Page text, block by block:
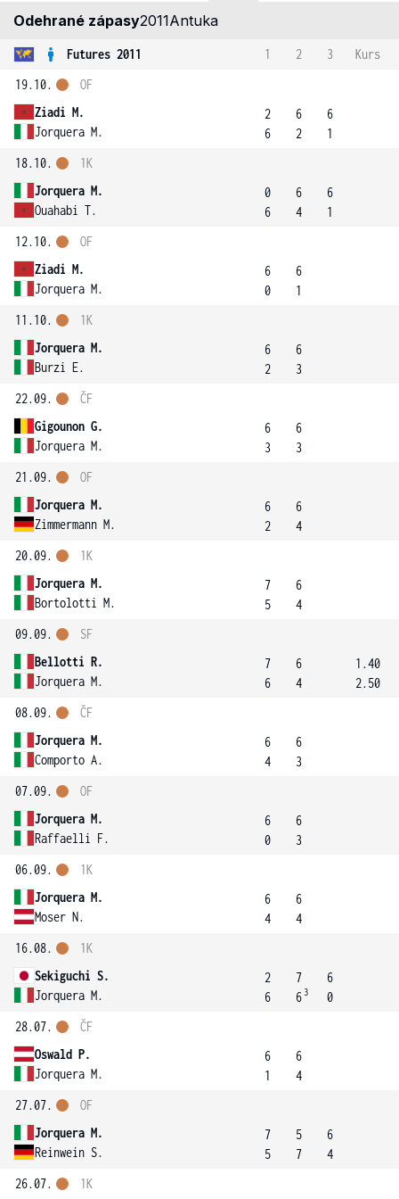
Odehrané zápasy2011Antuka
Futures 2011 1 2 3
Kurs
19.10.
Ziadi M.
Jorquera M.
OF
2
6
6
2
6
1
18.10.
Jorquera M.
Ouahabi T.
1K
0
6
6
4
6
1
12.10.
Ziadi M.
Jorquera M.
OF
6
0
6
1
11.10.
Jorquera M.
Burzi E.
1K
6
2
6
3
22.09.
Gigounon G.
Jorquera M.
ČF
6
3
6
3
21.09.
Jorquera M.
Zimmermann M.
OF
6
2
6
4
20.09.
Jorquera M.
Bortolotti M.
1K
7
5
6
4
09.09.
Bellotti R.
Jorquera M.
SF
7
6
6
4
1.40
2.50
08.09.
Jorquera M.
Comporto A.
ČF
6
4
6
3
07.09.
Jorquera M.
Raffaelli F.
OF
6
0
6
3
06.09.
Jorquera M.
Moser N.
1K
6
4
6
4
16.08.
Sekiguchi S.
Jorquera M.
1K
2
6
7
6 3
6
0
28.07.
Oswald P.
Jorquera M.
ČF
6
1
6
4
27.07.
Jorquera M.
Reinwein S.
OF
7
5
5
7
6
4
26.07.
1K